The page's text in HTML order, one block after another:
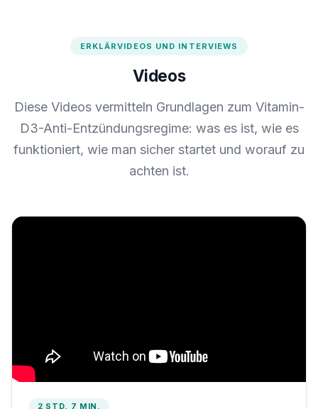
ERKLÄRVIDEOS UND INTERVIEWS
Videos
Diese Videos vermitteln Grundlagen zum Vitamin-
D3-Anti-Entzündungsregime: was es ist, wie es
funktioniert, wie man sicher startet und worauf zu
achten ist.
2 STD. 7 MIN.